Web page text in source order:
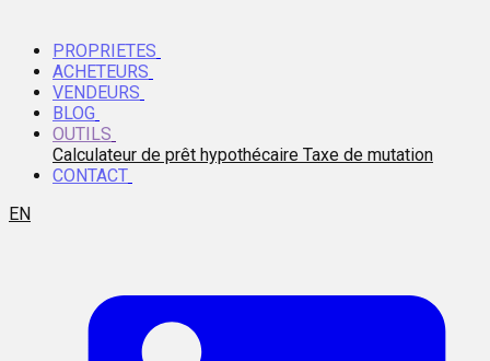
PROPRIETES
ACHETEURS
VENDEURS
BLOG
OUTILS
Calculateur de prêt hypothécaire Taxe de mutation
CONTACT
EN